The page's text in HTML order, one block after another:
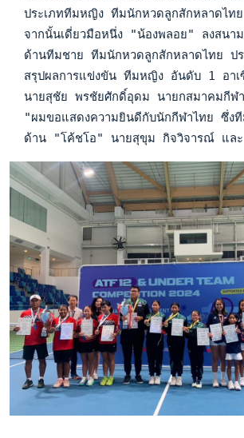
ประเภททีมหญิง ทีมนักหวดลูกสักหลาดไท
จากนั้นเดี่ยวมือหนึ่ง "น้องพลอย" ลงสน
ด้านทีมชาย ทีมนักหวดลูกสักหลาดไทย ป
สรุปผลการแข่งขัน ทีมหญิง อันดับ 1 อา
นายสุชัย พรชัยศักดิ์อุดม นายกสมาคมกีฬ
"ผมขอแสดงความยินดีกับนักกีฬาไทย ซึ่ง
ด้าน "โค้ชโอ" นายสุขุม กิจวิจารณ์ แล